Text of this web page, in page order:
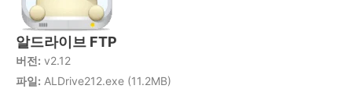
알드라이브 FTP
버전: v2.12
파일: ALDrive212.exe (11.2MB)